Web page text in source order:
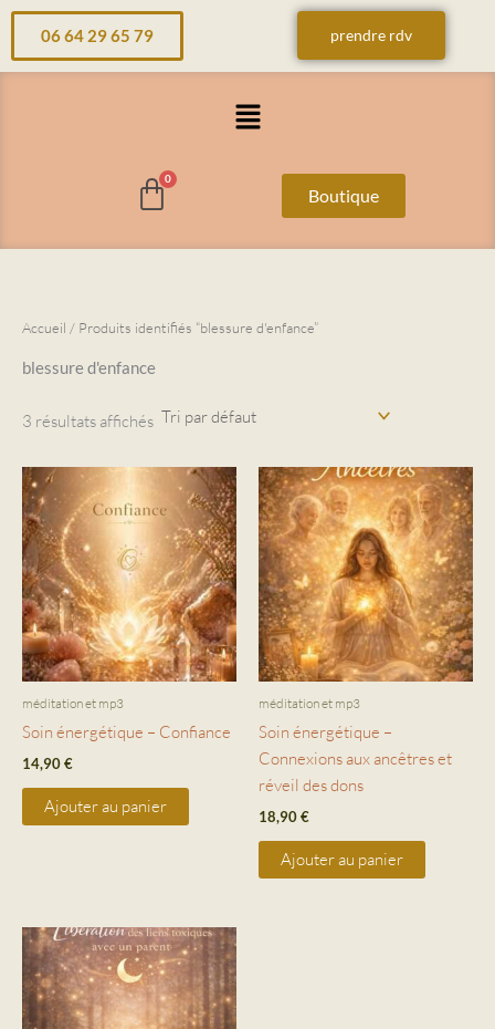
Aller
contenu
06 64 29 65 79 prendre rdv
Menu
Boutique
Accueil / Produits identifiés “blessure d'enfance”
blessure d'enfance
3 résultats affichés
méditation et mp3
Soin énergétique – Confiance
14,90€
Ajouter au panier
méditation et mp3
Soin énergétique –
Connexions aux ancêtres et
réveil des dons
18,90€
Ajouter au panier